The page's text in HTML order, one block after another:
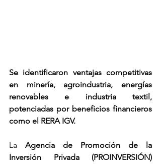
Se identificaron ventajas competitivas
en minería, agroindustria, energías
renovables e industria textil,
potenciadas por beneficios financieros
como el RERA IGV.
La Agencia de Promoción de la
Inversión Privada (PROINVERSIÓN)